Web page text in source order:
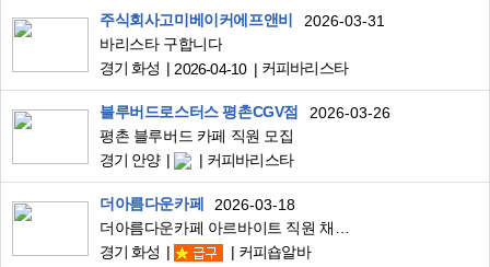
주식회사고미베이커에프앤비
2026-03-31
바리스타 구합니다
경기 화성
2026-04-10 커피바리스타
블루버드로스터스 평촌CGV점
2026-03-26
평촌 블루버드 카페 직원 모집
경기 안양
커피바리스타
더아름다운카페
2026-03-18
경기 화성
커피숍알바